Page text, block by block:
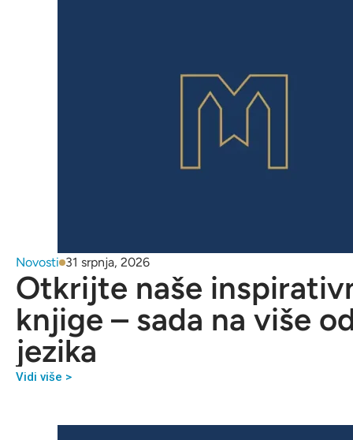
Novosti 31 srpnja, 2026
Otkrijte naše
knjige – sada na više
jezika
Vidi više >